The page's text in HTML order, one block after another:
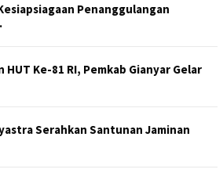
Penanggulangan
HUT Ke-81 RI, Pemkab Gianyar Gelar
Serahkan Santunan Jaminan